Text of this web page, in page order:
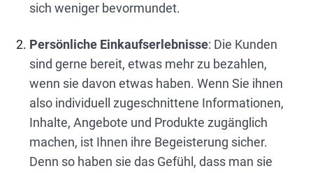
sich weniger bevormundet.
Persönliche Einkaufserlebnisse: Die Kunden
sind gerne bereit, etwas mehr zu bezahlen,
wenn sie davon etwas haben. Wenn Sie ihnen
also individuell zugeschnittene Informationen,
Inhalte, Angebote und Produkte zugänglich
machen, ist Ihnen ihre Begeisterung sicher.
Denn so haben sie das Gefühl, dass man sie